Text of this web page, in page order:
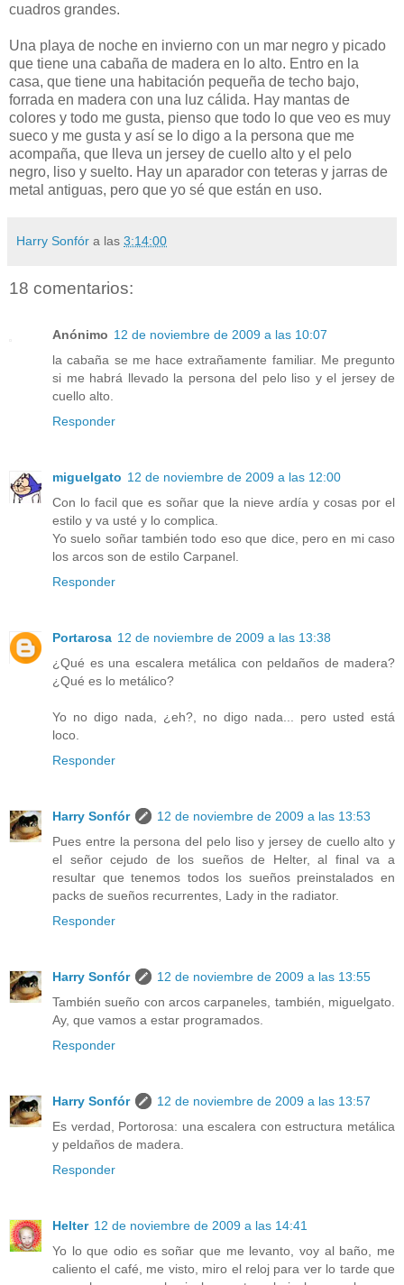
cuadros grandes.
Una playa de noche en invierno con un mar negro y picado
que tiene una cabaña de madera en lo alto. Entro en la
casa, que tiene una habitación pequeña de techo bajo,
forrada en madera con una luz cálida. Hay mantas de
colores y todo me gusta, pienso que todo lo que veo es muy
sueco y me gusta y así se lo digo a la persona que me
acompaña, que lleva un jersey de cuello alto y el pelo
negro, liso y suelto. Hay un aparador con teteras y jarras de
metal antiguas, pero que yo sé que están en uso.
Harry Sonfór a las 3:14:00
18 comentarios:
Anónimo 12 de noviembre de 2009 a las 10:07
la cabaña se me hace extrañamente familiar. Me pregunto
si me habrá llevado la persona del pelo liso y el jersey de
cuello alto.
Responder
miguelgato 12 de noviembre de 2009 a las 12:00
Con lo facil que es soñar que la nieve ardía y cosas por el
estilo y va usté y lo complica.
Yo suelo soñar también todo eso que dice, pero en mi caso
los arcos son de estilo Carpanel.
Responder
Portarosa 12 de noviembre de 2009 a las 13:38
¿Qué es una escalera metálica con peldaños de madera?
¿Qué es lo metálico?
Yo no digo nada, ¿eh?, no digo nada... pero usted está
loco.
Responder
Harry Sonfór
12 de noviembre de 2009 a las 13:53
Pues entre la persona del pelo liso y jersey de cuello alto y
el señor cejudo de los sueños de Helter, al final va a
resultar que tenemos todos los sueños preinstalados en
packs de sueños recurrentes, Lady in the radiator.
Responder
Harry Sonfór
12 de noviembre de 2009 a las 13:55
También sueño con arcos carpaneles, también, miguelgato.
Ay, que vamos a estar programados.
Responder
Harry Sonfór
12 de noviembre de 2009 a las 13:57
Es verdad, Portorosa: una escalera con estructura metálica
y peldaños de madera.
Responder
Helter 12 de noviembre de 2009 a las 14:41
Yo lo que odio es soñar que me levanto, voy al baño, me
caliento el café, me visto, miro el reloj para ver lo tarde que